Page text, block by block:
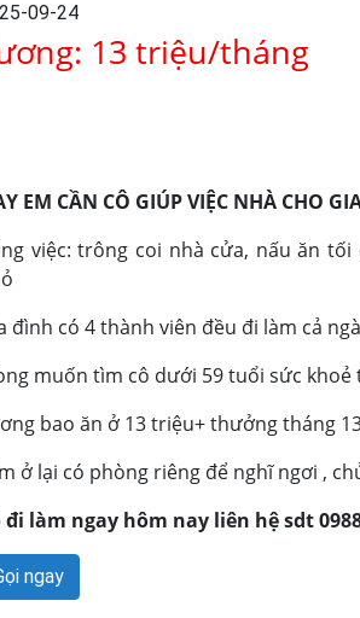
09-24
13 triệu/tháng
EM CẦN CÔ GIÚP VIỆC NHÀ CHO
việc: trông coi nhà cửa, nấu ăn
đình có 4 thành viên đều đi làm cả
muốn tìm cô dưới 59 tuổi sức
bao ăn ở 13 triệu+ thưởng tháng
ở lại có phòng riêng để nghĩ ngơi ,
đi làm ngay hôm nay liên hệ sdt
ngay